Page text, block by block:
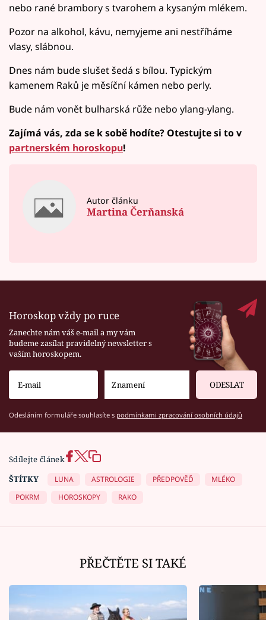
nebo rané brambory s tvarohem a kysaným mlékem.
Pozor na alkohol, kávu, nemyjeme ani nestříháme
vlasy, slábnou.
Dnes nám bude slušet šedá s bílou. Typickým
kamenem Raků je měsíční kámen nebo perly.
Bude nám vonět bulharská růže nebo ylang-ylang.
Zajímá vás, zda se k sobě hodíte? Otestujte si to v
partnerském horoskopu!
Autor článku
Martina Čerňanská
Horoskop vždy po ruce
Zanechte nám váš e-mail a my vám
budeme zasílat pravidelný newsletter s
vaším horoskopem.
ODESLAT
Odesláním formuláře souhlasíte s podmínkami zpracování osobních údajů
Sdílejte článek
ŠTÍTKY
LUNA ASTROLOGIE PŘEDPOVĚĎ
MLÉKO
POKRM
HOROSKOPY RAKO
PŘEČTĚTE SI TAKÉ